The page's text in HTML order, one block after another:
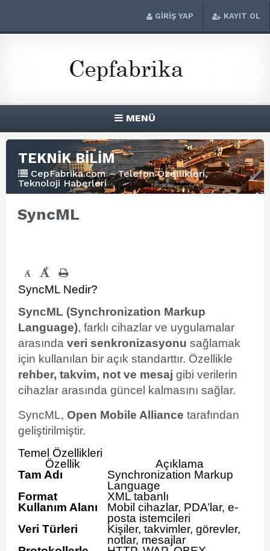
GİRİŞ YAP KAYIT OL
MENÜ
TEKNİK BİLİM
CepFabrika.com – Telefon Özellikleri,
Teknoloji Haberleri
SyncML
- +
SyncML Nedir?
SyncML (Synchronization Markup
Language), farklı cihazlar ve uygulamalar
arasında veri senkronizasyonu sağlamak
için kullanılan bir açık standarttır. Özellikle
rehber, takvim, not ve mesaj gibi verilerin
cihazlar arasında güncel kalmasını sağlar.
SyncML, Open Mobile Alliance tarafından
geliştirilmiştir.
Temel Özellikleri
Özellik
Açıklama
Tam Adı
Synchronization Markup
Language
Format
XML tabanlı
Kullanım Alanı
Mobil cihazlar, PDA’lar, e-
posta istemcileri
Veri Türleri
Kişiler, takvimler, görevler,
notlar, mesajlar